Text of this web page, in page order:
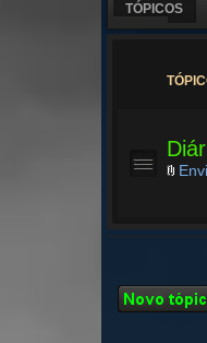
TÓPICOS
Criar um novo
Tópico